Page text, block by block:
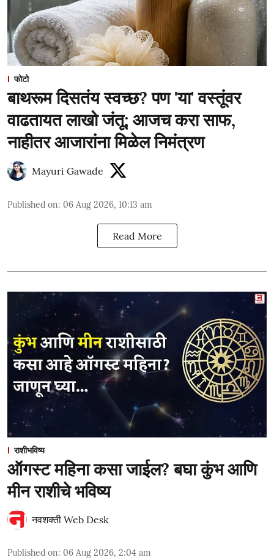
फोटो
बाथरूम दिसतंय स्वच्छ? पण 'या' वस्तूंवर
वाढतायत लाखो जंतू; आजच करा साफ,
नाहीतर आजारांना मिळेल निमंत्रण
Mayuri Gawade
Published on: 06 Aug 2026, 10:13 am
Read More
राशीभविष्य
ऑगस्ट महिना कसा जाईल? बघा कुंभ आणि
मीन राशीचे भविष्य
नवशक्ती Web Desk
Published on: 06 Aug 2026, 2:04 am